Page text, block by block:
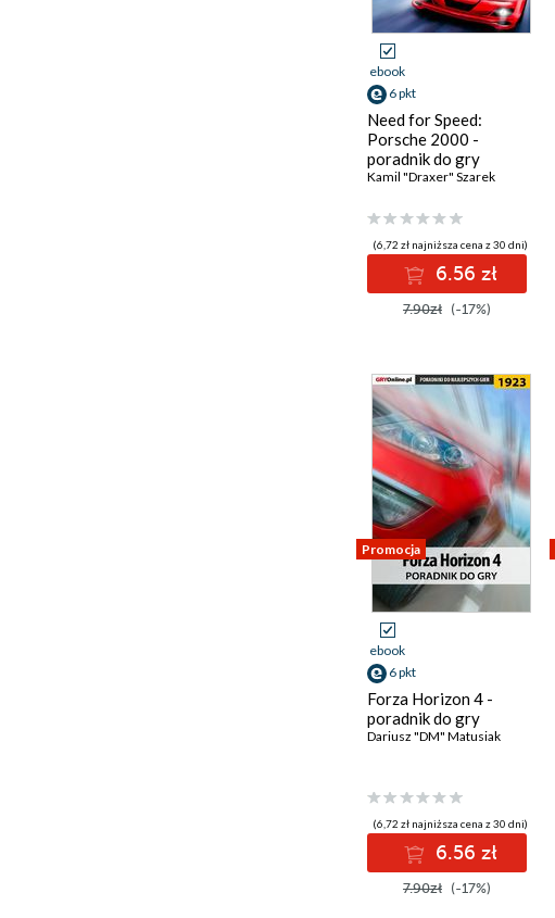
ebook
6 pkt
Need for Speed:
Porsche 2000 -
poradnik do gry
Kamil "Draxer" Szarek
(6,72 zł najniższa cena z 30 dni)
6.56 zł
7.90zł (-17%)
Promocja
ebook
6 pkt
Forza Horizon 4 -
poradnik do gry
Dariusz "DM" Matusiak
(6,72 zł najniższa cena z 30 dni)
6.56 zł
7.90zł (-17%)